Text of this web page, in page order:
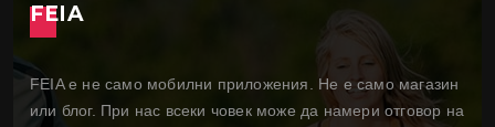
FEIA
FEIA е не само мобилни приложения. Не е само магазин
или блог. При нас всеки човек може да намери отговор на